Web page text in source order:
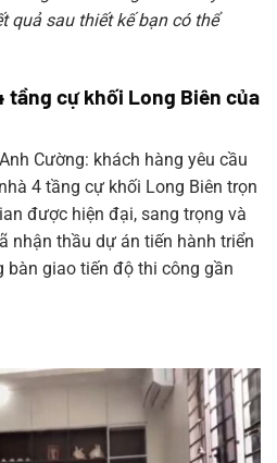
quả sau thiết kế bạn có thể
cự khối Long Biên của
Cường: khách hàng yêu cầu
4 tầng cự khối Long Biên trọn
được hiện đại, sang trọng và
nhận thầu dự án tiến hành triển
bàn giao tiến độ thi công gần